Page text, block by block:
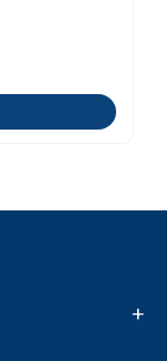
+